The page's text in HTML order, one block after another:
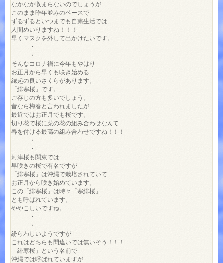
なかなか収まらないのでしょうが
このまま昨年並みのペースで
ずるずるといつまでも自粛生活では
人間めいりますね！！！
早くマスクを外して出かけたいです。
・
・
そんなコロナ禍に今年もやはり
お正月から早くも咲き始める
縁起の良いさくらがあります。
「緋寒桜」です。
ご存じの方も多いでしょう。
昔なら梅春と言われましたが
最近ではお正月でも桜です。
切り花で桜に菜の花の組み合わせなんて
春を付ける最高の組み合わせですね！！！
・
・
河津桜も関東では
早咲きの桜で有名ですが
「緋寒桜」は沖縄で栽培されていて
お正月から咲き始めています。
この「緋寒桜」は時々「寒緋桜」
とも呼ばれています。
ややこしいですね。
・
・
紛らわしいようですが
これはどちらも間違いでは無いそう！！！
「緋寒桜」という名前で
沖縄では呼ばれていますが